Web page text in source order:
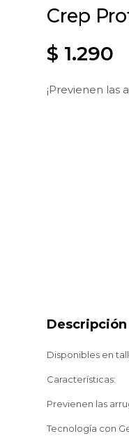
Crep
$ 1.290
¡Previenen las
Descripción
Disponibles en
Características:
Previenen las
Tecnología con